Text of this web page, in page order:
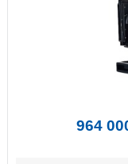
964